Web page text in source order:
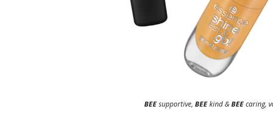
BEEsupportive, BEEkind & BEE caring,